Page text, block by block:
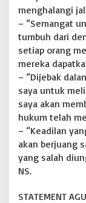
menghalangi
– “Semangat
tumbuh dari
setiap orang
mereka
– “Dijebak
saya untuk
saya akan
hukum telah
– “Keadilan
akan berjuang
yang salah
NS.
STATEMENT